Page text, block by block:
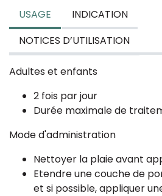
USAGE
INDICATION
NOTICES D’UTILISATION
Adultes et enfants
2 fois par jour
Durée maximale de
Mode d'administration
Nettoyer la plaie avant
Etendre une couche de
et si possible, appliquer